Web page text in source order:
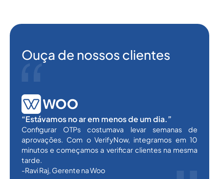
Ouça de nossos clientes
“Estávamos no ar em menos de um dia.”
Configurar OTPs costumava levar semanas de
aprovações. Com o VerifyNow, integramos em 10
minutos e começamos a verificar clientes na mesma
tarde.
-Ravi Raj, Gerente na Woo